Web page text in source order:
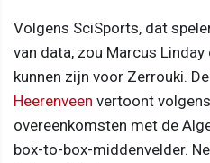
Volgens SciSports, dat
van data, zou Marcus
kunnen zijn voor Zerrouki.
Heerenveen vertoont
overeenkomsten met de
box-to-box-middenvelder.